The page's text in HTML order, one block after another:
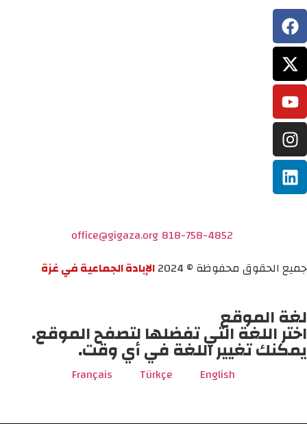
818-758-4852
office@gigaza.org
جميع الحقوق محفوظة © 2024
الإبادة الجماعية في غزة
لغة الموقع
اختر اللغة التي تفضلها لتصفح الموقع.
يمكنك تغيير اللغة في أي وقت.
English
Türkçe
Français